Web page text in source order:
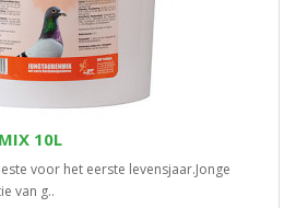
10L
voor het eerste levensjaar.Jonge
van g..